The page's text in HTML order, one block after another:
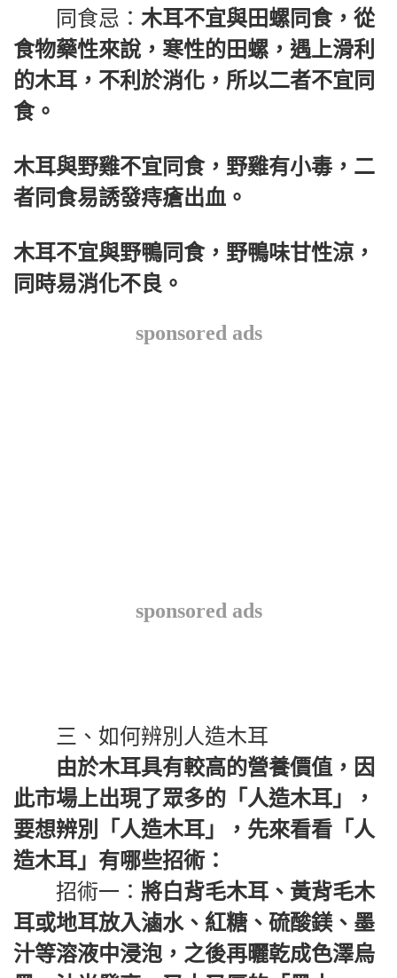
同食忌： 木耳不宜與田螺同食，從
食物藥性來說，寒性的田螺，遇上滑利
的木耳，不利於消化，所以二者不宜同
食。
木耳與野雞不宜同食，野雞有小毒，二
者同食易誘發痔瘡出血。
木耳不宜與野鴨同食，野鴨味甘性涼，
同時易消化不良。
sponsored ads
sponsored ads
三、如何辨別人造木耳
由於木耳具有較高的營養價值，因
此市場上出現了眾多的「人造木耳」，
要想辨別「人造木耳」，先來看看「人
造木耳」有哪些招術：
招術一： 將白背毛木耳、黃背毛木
耳或地耳放入滷水、紅糖、硫酸鎂、墨
汁等溶液中浸泡，之後再曬乾成色澤烏